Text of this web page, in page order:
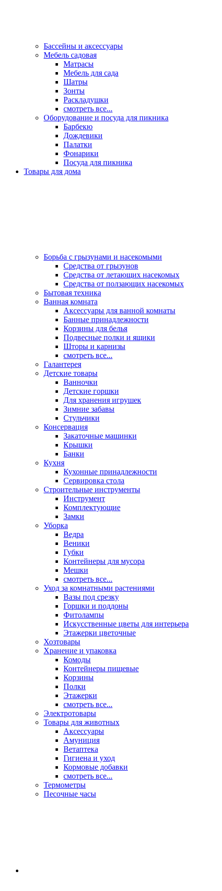
Бассейны и аксессуары
Мебель садовая
Матрасы
Мебель для сада
Шатры
Зонты
Раскладушки
смотреть все...
Оборудование и посуда для пикника
Барбекю
Дождевики
Палатки
Фонарики
Посуда для пикника
Товары для дома
Борьба с грызунами и насекомыми
Средства от грызунов
Средства от летающих насекомых
Средства от ползающих насекомых
Бытовая техника
Ванная комната
Аксессуары для ванной комнаты
Банные принадлежности
Корзины для белья
Подвесные полки и ящики
Шторы и карнизы
смотреть все...
Галантерея
Детские товары
Ванночки
Детские горшки
Для хранения игрушек
Зимние забавы
Стульчики
Консервация
Закаточные машинки
Крышки
Банки
Кухня
Кухонные принадлежности
Сервировка стола
Строительные инструменты
Инструмент
Комплектующие
Замки
Уборка
Ведра
Веники
Губки
Контейнеры для мусора
Мешки
смотреть все...
Уход за комнатными растениями
Вазы под срезку
Горшки и поддоны
Фитолампы
Искусственные цветы для интерьера
Этажерки цветочные
Хозтовары
Хранение и упаковка
Комоды
Контейнеры пищевые
Корзины
Полки
Этажерки
смотреть все...
Электротовары
Товары для животных
Аксессуары
Амуниция
Ветаптека
Гигиена и уход
Кормовые добавки
смотреть все...
Термометры
Песочные часы